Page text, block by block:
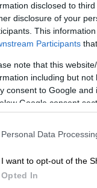
disclosed to
disclosure of your
This
Participants
note that this
including but
consent to Google
Google consent
Personal Data
I want to opt-out of the
Opted In